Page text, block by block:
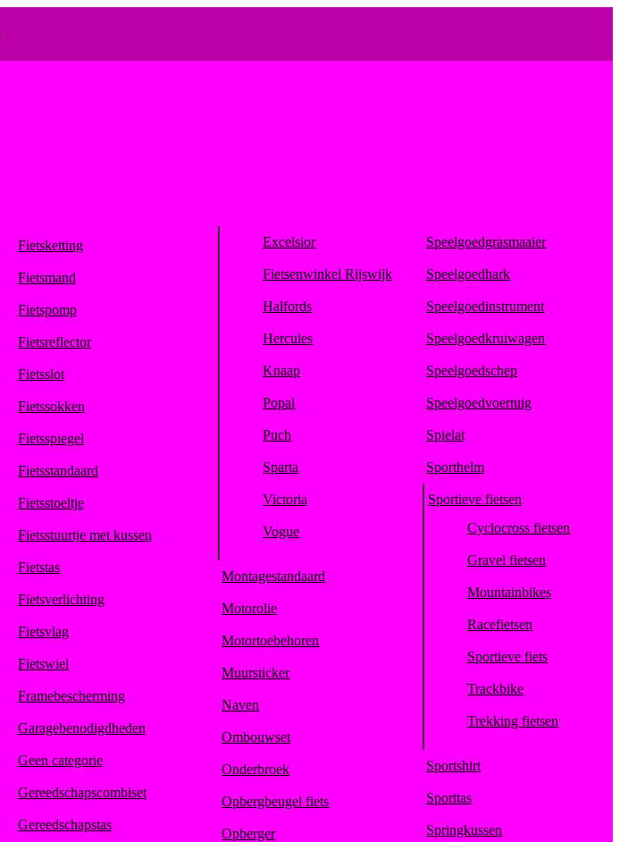
Fietsketting
Fietsmand
Fietspomp
Fietsreflector
Fietsslot
Fietssokken
Fietsspiegel
Fietsstandaard
Fietsstoeltje
Fietsstuurtje met kussen
Fietstas
Fietsverlichting
Fietsvlag
Fietswiel
Framebescherming
Garagebenodigdheden
Geen categorie
Gereedschapscombiset
Gereedschapstas
Excelsior
Fietsenwinkel Rijswijk
Halfords
Hercules
Knaap
Popal
Puch
Sparta
Victoria
Vogue
Montagestandaard
Motorolie
Motortoebehoren
Muursticker
Naven
Ombouwset
Onderbroek
Opbergbeugel fiets
Opberger
Speelgoedgrasmaaier
Speelgoedhark
Speelgoedinstrument
Speelgoedkruiwagen
Speelgoedschep
Speelgoedvoertuig
Spielat
Sporthelm
Sportieve fietsen
Cyclocross fietsen
Gravel fietsen
Mountainbikes
Racefietsen
Sportieve fiets
Trackbike
Trekking fietsen
Sportshirt
Sporttas
Springkussen